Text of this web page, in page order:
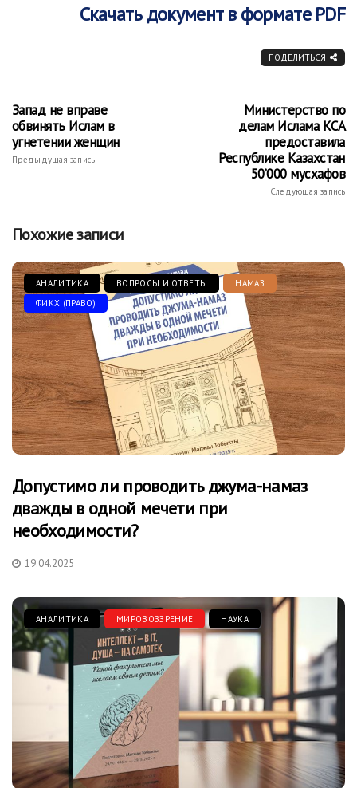
Скачать документ в формате PDF
ПОДЕЛИТЬСЯ
Запад не вправе
обвинять Ислам в
угнетении женщин
Предыдущая запись
Министерство по
делам Ислама КСА
предоставила
Республике Казахстан
50’000 мусхафов
Следующая запись
Похожие записи
АНАЛИТИКА ВОПРОСЫ И ОТВЕТЫ
НАМАЗ
ФИКХ (ПРАВО)
Допустимо ли проводить джума-намаз
дважды в одной мечети при
необходимости?
19.04.2025
АНАЛИТИКА МИРОВОЗЗРЕНИЕ НАУКА